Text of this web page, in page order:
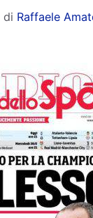
di Raffaele